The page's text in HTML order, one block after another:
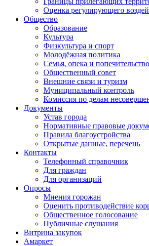
Оценка регулирующего
Общество
Образование
Культура
Физкультура и спорт
Молодёжная политика
Семья, опека и попечительство
Общественный совет
Внешние связи и туризм
Муниципальный контроль
Комиссия по делам
Документы
Устав города
Нормативные правовые
Правила благоустройства
Открытые данные, перечень
Контакты
Телефонный справочник
Для граждан
Для организаций
Опросы
Мнения горожан
Оценить противодействие
Общественное голосование
Публичные слушания
Витрина закупок
Амаркет